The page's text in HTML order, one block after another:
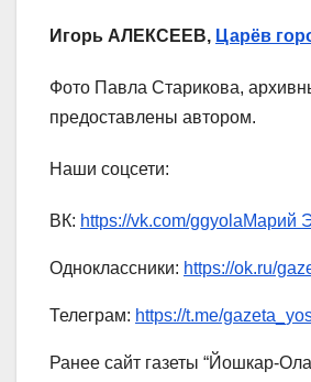
Игорь АЛЕКСЕЕВ, Царёв
Фото Павла Старикова,
предоставлены автором.
Наши соцсети:
ВК: https://vk.com/ggyolaМарий
Одноклассники: https://ok.ru/
Телеграм: https://t.me/
Ранее сайт газеты “Йошкар-